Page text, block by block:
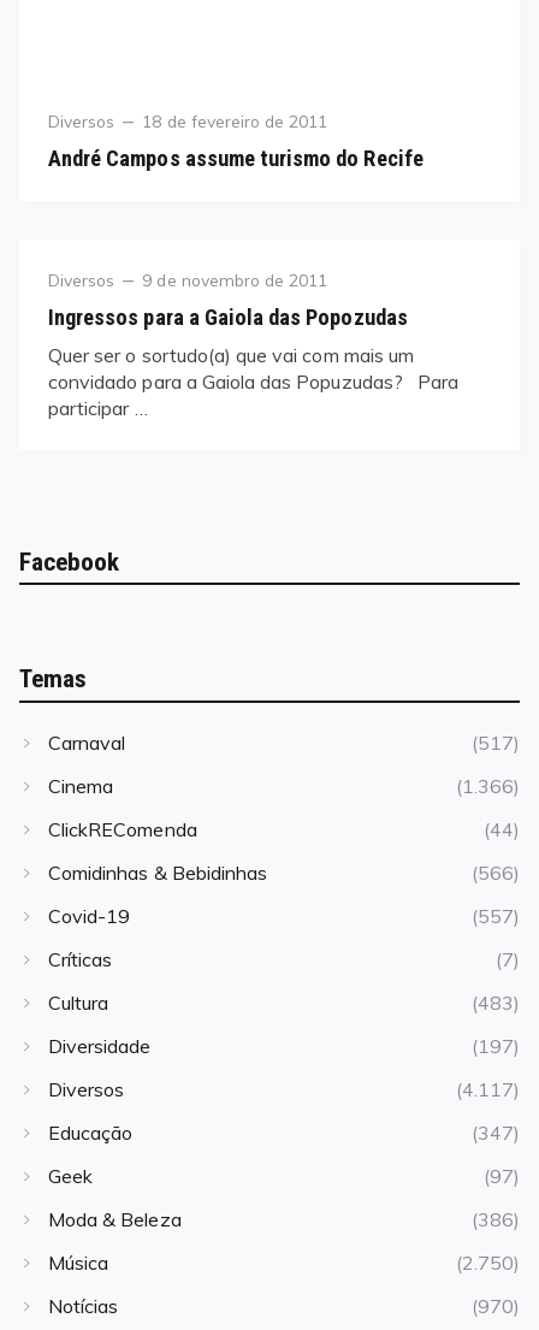
Category
Diversos
Posted
18 de fevereiro de 2011
André Campos assume turismo do Recife
Category
Diversos
Posted
9 de novembro de 2011
Ingressos para a Gaiola das Popozudas
Quer ser o sortudo(a) que vai com mais um
convidado para a Gaiola das Popuzudas? Para
participar …
Facebook
Temas
Carnaval
(517)
Cinema
(1.366)
ClickREComenda
(44)
Comidinhas & Bebidinhas
(566)
Covid-19
(557)
Críticas
(7)
Cultura
(483)
Diversidade
(197)
Diversos
(4.117)
Educação
(347)
Geek
(97)
Moda & Beleza
(386)
Música
(2.750)
Notícias
(970)